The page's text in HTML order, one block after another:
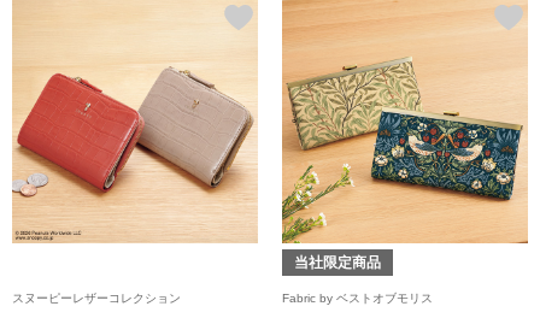
すべて見る
／チュニック
ハンドバッグ
ショルダーバ
ブリーフケース
クラッチバッグ
スヌーピーレザーコレクション
当社限定商品
Fabric by ベストオブモリス